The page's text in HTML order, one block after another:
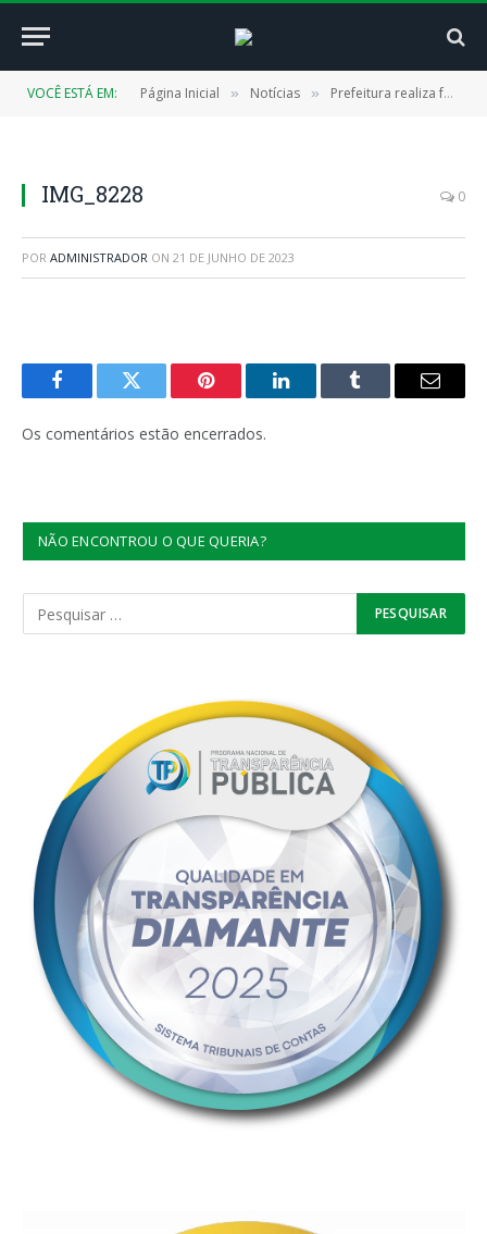
VOCÊ ESTÁ EM: Página Inicial » Notícias » Prefeitura realiza formação para os habilitados no processo de escolha dos membros do Conselho Tutelar
IMG_8228 0
POR ADMINISTRADOR ON 21 DE JUNHO DE 2023
FacebookTwitter Pinterest LinkedInTumblr
E-
Os comentários estão encerrados.
NÃO ENCONTROU O QUE QUERIA?